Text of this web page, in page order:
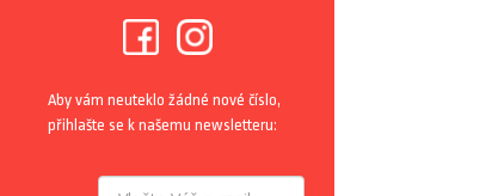
Aby vám neuteklo žádné nové číslo,
přihlašte se k našemu newsletteru: